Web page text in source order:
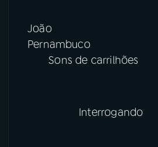
João
Sons de carrilhões
Interrogando